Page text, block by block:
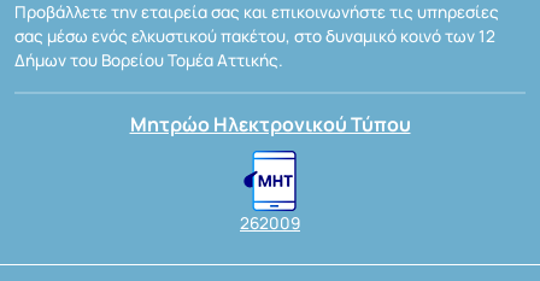
Προβάλλετε την εταιρεία σας και επικοινωνήστε τις υπηρεσίες
σας μέσω ενός ελκυστικού πακέτου, στο δυναμικό κοινό των 12
Δήμων του Βορείου Τομέα Αττικής.
Μητρώο Ηλεκτρονικού Τύπου
262009